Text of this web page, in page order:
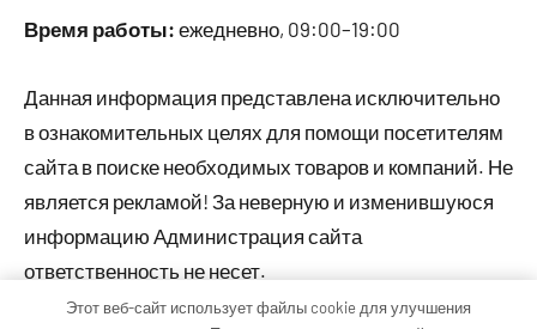
Время работы: ежедневно, 09:00–19:00
Данная информация представлена исключительно
в ознакомительных целях для помощи посетителям
сайта в поиске необходимых товаров и компаний. Не
является рекламой! За неверную и изменившуюся
информацию Администрация сайта
ответственность не несет.
Этот веб-сайт использует файлы cookie для улучшения